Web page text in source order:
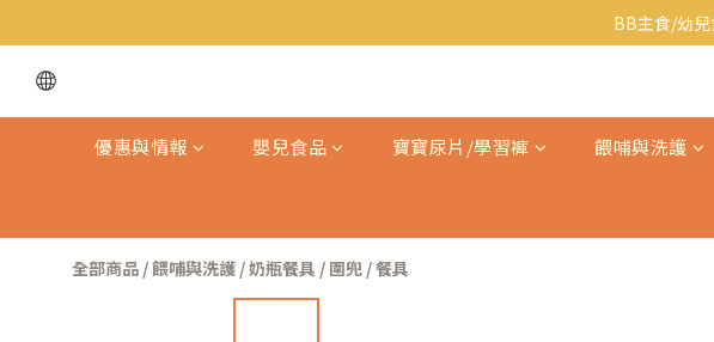
Baby J 意
BB主食/幼
Baby J 意
優惠與情報 嬰兒食品 寶寶尿片/學習褲 餵哺與洗護
全部商品 /餵哺與洗護 /奶瓶餐具 / 圍兜 / 餐具